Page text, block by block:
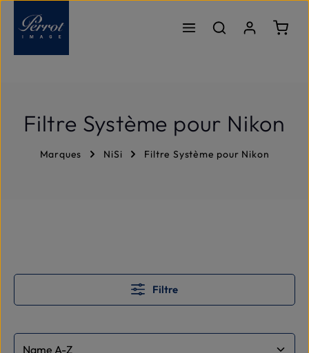
Passer au contenu principal
Le
Filtre Système pour Nikon
Marques NiSi Filtre Système pour Nikon
Filtre